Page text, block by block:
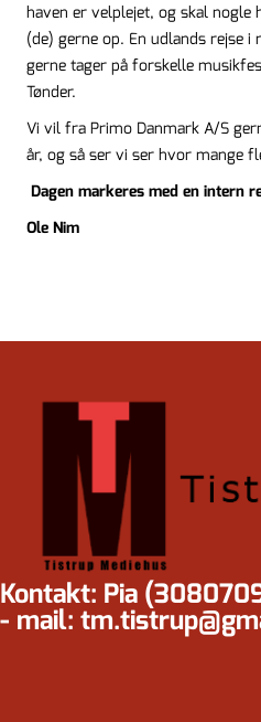
haven er velplejet, og skal
(de) gerne op. En udlands rejse
gerne tager på forskelle
Tønder.
Vi vil fra Primo Danmark A/S
år, og så ser vi ser hvor mange
Dagen markeres med en intern
Ole Nim
Kontakt: Pia
- mail: